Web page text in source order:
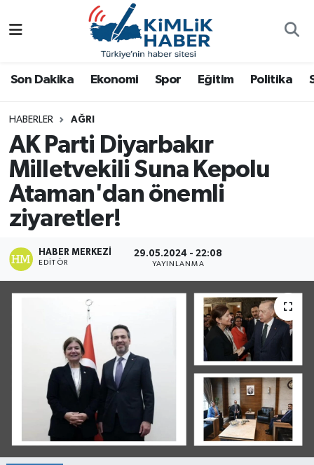
Son Dakika Ekonomi Spor Eğitim Politika
HABERLER AĞRI
AK Parti Diyarbakır
Milletvekili Suna Kepolu
Ataman'dan önemli
ziyaretler!
HABER MERKEZI
EDITÖR
29.05.2024 - 22:08
YAYINLANMA
Antalya
Dünya
Eğitim
Gemlik
İnegöl
İznik
Magazin
Mudanya
Nöbetçi Eczaneler
Namaz Vakitleri
Trafik Durumu
Süper Lig Puan Durumu ve Fikstür
Son Dakika Haberleri
Haber Arşivi